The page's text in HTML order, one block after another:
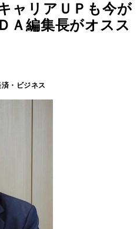
ャリアＵＰも今が
Ａ編集長がオスス
済・ビジネス